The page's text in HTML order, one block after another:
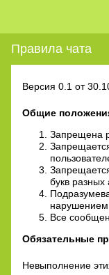
Правила чата
Версия 0.1 от
Общие
Запрещена
букв
нарушением
Все
Обязательные
Невыполнение